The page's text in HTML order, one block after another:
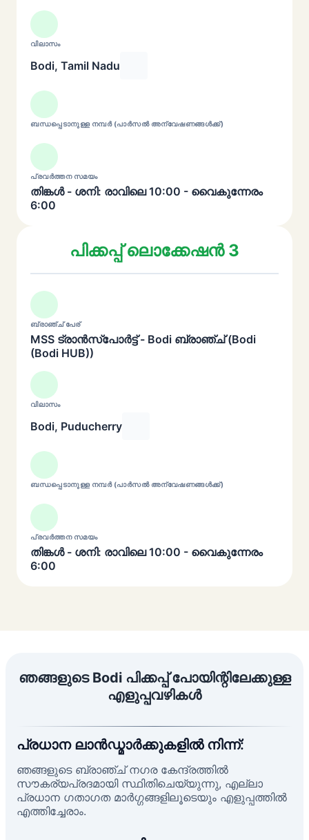
വിലാസം
Bodi, Tamil Nadu
ബന്ധപ്പെടാനുള്ള നമ്പർ (പാർസൽ അന്വേഷണങ്ങൾക്ക്)
പ്രവർത്തന സമയം
തിങ്കൾ - ശനി: രാവിലെ 10:00 - വൈകുന്നേരം
6:00
പിക്കപ്പ് ലൊക്കേഷൻ 3
ബ്രാഞ്ച് പേര്
MSS ട്രാൻസ്പോർട്ട് - Bodi ബ്രാഞ്ച് (Bodi
(Bodi HUB))
വിലാസം
Bodi, Puducherry
ബന്ധപ്പെടാനുള്ള നമ്പർ (പാർസൽ അന്വേഷണങ്ങൾക്ക്)
പ്രവർത്തന സമയം
തിങ്കൾ - ശനി: രാവിലെ 10:00 - വൈകുന്നേരം
6:00
ഞങ്ങളുടെ Bodi പിക്കപ്പ് പോയിന്റിലേക്കുള്ള
എളുപ്പവഴികൾ
പ്രധാന ലാൻഡ്മാർക്കുകളിൽ നിന്ന്:
ഞങ്ങളുടെ ബ്രാഞ്ച് നഗര കേന്ദ്രത്തിൽ
സൗകര്യപ്രദമായി സ്ഥിതിചെയ്യുന്നു, എല്ലാ
പ്രധാന ഗതാഗത മാർഗ്ഗങ്ങളിലൂടെയും എളുപ്പത്തിൽ
എത്തിച്ചേരാം.